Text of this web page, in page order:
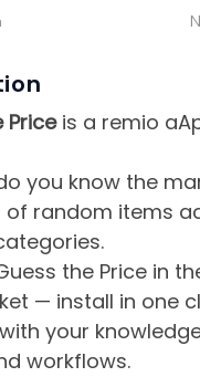
Priceis a remio
you know the
of random items
the Price in
— install in one
your
workflows.